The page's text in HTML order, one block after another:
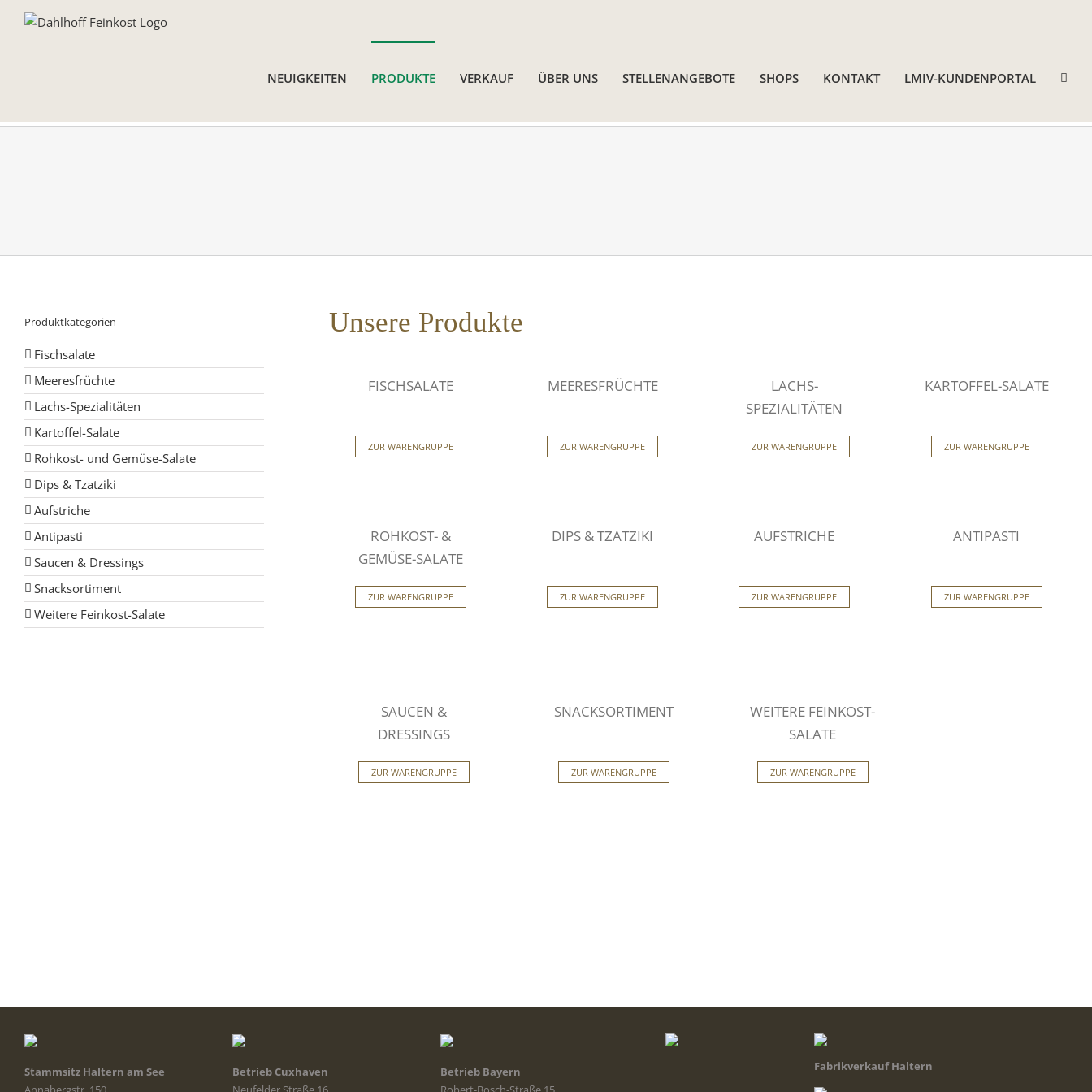
NEUIGKEITEN
PRODUKTE VERKAUF ÜBER UNS STELLENANGEBOTE SHOPS KONTAKT LMIV-KUNDENPORTAL
Unsere Produkte
FISCHSALATE
ZUR WARENGRUPPE
MEERESFRÜCHTE
ZUR WARENGRUPPE
LACHS-
SPEZIALITÄTEN
ZUR WARENGRUPPE
KARTOFFEL-SALATE
ZUR WARENGRUPPE
ROHKOST- &
GEMÜSE-SALATE
ZUR WARENGRUPPE
DIPS & TZATZIKI
ZUR WARENGRUPPE
AUFSTRICHE
ZUR WARENGRUPPE
ANTIPASTI
ZUR WARENGRUPPE
SAUCEN &
DRESSINGS
ZUR WARENGRUPPE
SNACKSORTIMENT
ZUR WARENGRUPPE
WEITERE FEINKOST-
SALATE
ZUR WARENGRUPPE
Produktkategorien
Fischsalate
Meeresfrüchte
Lachs-Spezialitäten
Kartoffel-Salate
Rohkost- und Gemüse-Salate
Dips & Tzatziki
Aufstriche
Antipasti
Saucen & Dressings
Snacksortiment
Weitere Feinkost-Salate
Stammsitz Haltern am See
Betrieb Cuxhaven
Betrieb Bayern
Fabrikverkauf Haltern